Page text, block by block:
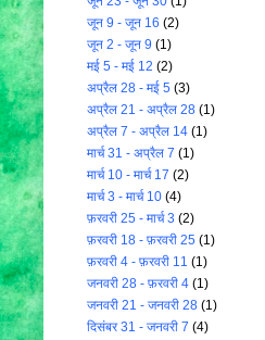
जून 9 - जून 16 (2)
जून 2 - जून 9 (1)
मई 5 - मई 12 (2)
अप्रैल 28 - मई 5 (3)
अप्रैल 21 - अप्रैल 28 (1)
अप्रैल 7 - अप्रैल 14 (1)
मार्च 31 - अप्रैल 7 (1)
मार्च 10 - मार्च 17 (2)
मार्च 3 - मार्च 10 (4)
फ़रवरी 25 - मार्च 3 (2)
फ़रवरी 18 - फ़रवरी 25 (1)
फ़रवरी 4 - फ़रवरी 11 (1)
जनवरी 28 - फ़रवरी 4 (1)
जनवरी 21 - जनवरी 28 (1)
दिसंबर 31 - जनवरी 7 (4)